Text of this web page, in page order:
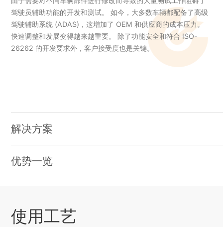
驾驶员辅助功能的开发和测试。 如今，大多数车辆都配备了高级
驾驶辅助系统 (ADAS)，这增加了 OEM 和供应商的成本压力。
快速调整和发展变得越来越重要。 除了功能安全和符合 ISO-
26262 的开发要求外，客户接受度也是关键。
解决方案
驾驶辅助系统 (ADAS)，这增加了 OEM 和供应商的成本压力。
优势一览
快速调整和发展变得越来越重要。 除了功能安全和符合 ISO-
26262 的开发要求外，客户接受度也是关键。
使用工艺